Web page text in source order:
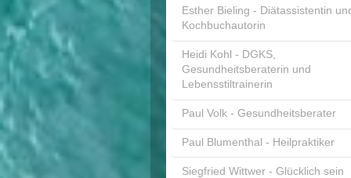
Esther Bieling - Diätassistentin
Kochbuchautorin
Heidi Kohl - DGKS,
Gesundheitsberaterin und
Lebensstiltrainerin
Paul Volk - Gesundheitsberater
Paul Blumenthal - Heilpraktiker
Siegfried Wittwer - Glücklich sein